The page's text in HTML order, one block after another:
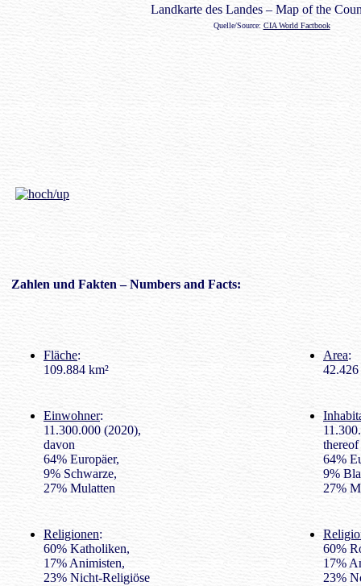
Landkarte des Landes – Map of the
Quelle/Source: CIA World Factbook
Zahlen und Fakten – Numbers and Facts:
Fläche:
109.884 km²
Area:
42.426
Einwohner:
11.300.000 (2020),
davon
64% Europäer,
9% Schwarze,
27% Mulatten
thereof
64%
9%
27%
Religionen:
60% Katholiken,
17% Animisten,
23% Nicht-Religiöse
60%
17%
23%